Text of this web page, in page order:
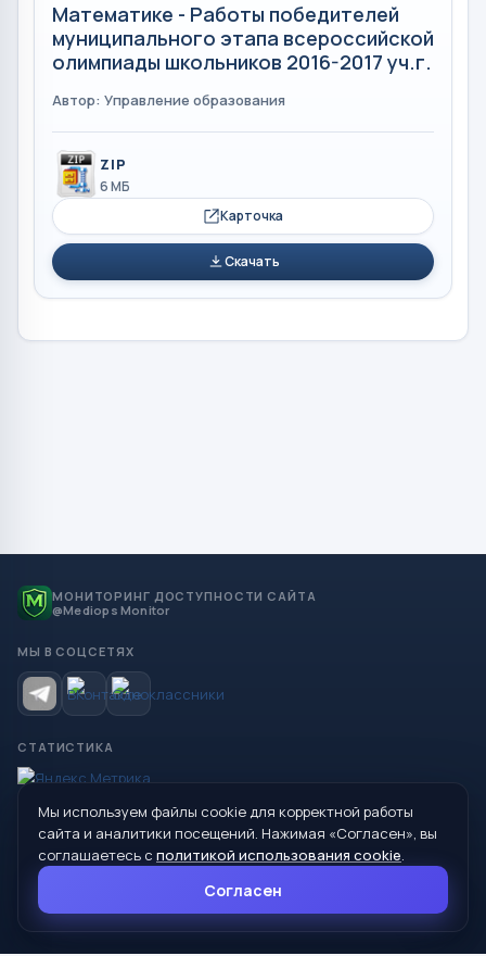
Математике - Работы победителей
муниципального этапа всероссийской
олимпиады школьников 2016-2017 уч.г.
Автор: Управление образования
ZIP
6 МБ
Карточка
Скачать
МОНИТОРИНГ ДОСТУПНОСТИ САЙТА
@Mediops Monitor
МЫ В СОЦСЕТЯХ
СТАТИСТИКА
© 2026 Управление образования Администрации МО
Сухой Лог
624800, Свердловская область, г. Сухой Лог, ул. Кирова, дом 7
8 (34373) 4-33-85
Мы используем файлы cookie для корректной работы
сайта и аналитики посещений. Нажимая «Согласен», вы
соглашаетесь с политикой использования cookie.
Согласен